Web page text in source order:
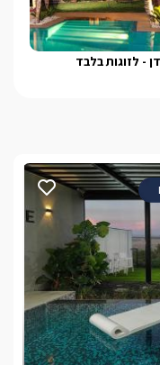
- לזוגות בלבד